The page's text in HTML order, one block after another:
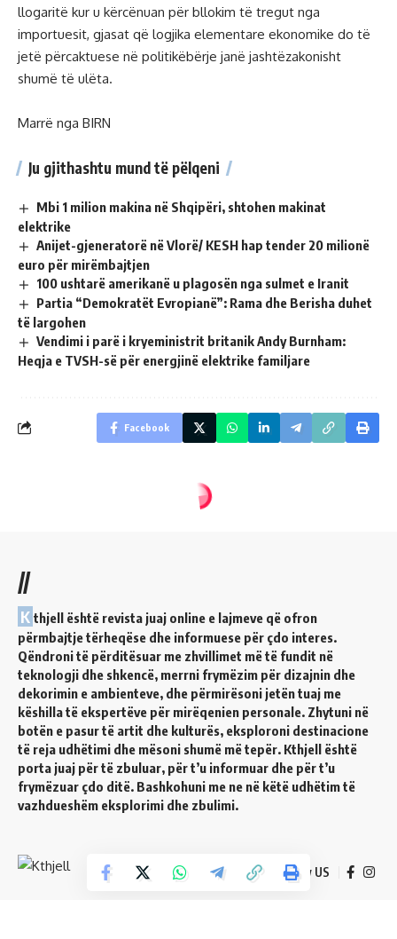
llogaritë kur u kërcënuan për bllokim të tregut nga
importuesit, gjasat që logjika elementare ekonomike do të
jetë përcaktuese në politikëbërje janë jashtëzakonisht
shumë të ulëta.
Marrë nga BIRN
Ju gjithashtu mund të pëlqeni
Mbi 1 milion makina në Shqipëri, shtohen makinat
elektrike
Anijet-gjeneratorë në Vlorë/ KESH hap tender 20 milionë
euro për mirëmbajtjen
100 ushtarë amerikanë u plagosën nga sulmet e Iranit
Partia “Demokratët Evropianë”: Rama dhe Berisha duhet
të largohen
Vendimi i parë i kryeministrit britanik Andy Burnham:
Heqja e TVSH-së për energjinë elektrike familjare
Facebook
//
K thjell është revista juaj online e lajmeve që ofron
përmbajtje tërheqëse dhe informuese për çdo interes.
Qëndroni të përditësuar me zhvillimet më të fundit në
teknologji dhe shkencë, merrni frymëzim për dizajnin dhe
dekorimin e ambienteve, dhe përmirësoni jetën tuaj me
këshilla të ekspertëve për mirëqenien personale. Zhytuni në
botën e pasur të artit dhe kulturës, eksploroni destinacione
të reja udhëtimi dhe mësoni shumë më tepër. Kthjell është
porta juaj për të zbuluar, për t’u informuar dhe për t’u
frymëzuar çdo ditë. Bashkohuni me ne në këtë udhëtim të
vazhdueshëm eksplorimi dhe zbulimi.
Follow US